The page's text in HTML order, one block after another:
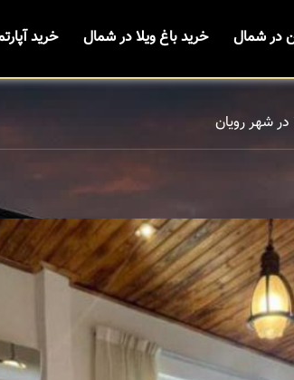
در شمال خرید باغ ویلا در شمال خرید
در شهر رویان